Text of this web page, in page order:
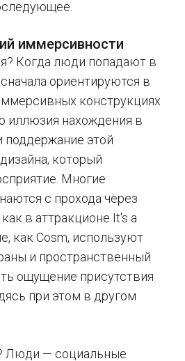
иммерсивности
Когда люди попадают в
ориентируются в
конструкциях
иллюзия нахождения в
поддержание этой
который
Многие
с прохода через
в аттракционе It's a
как Cosm, используют
и пространственный
ощущение присутствия
при этом в другом
Люди — социальные